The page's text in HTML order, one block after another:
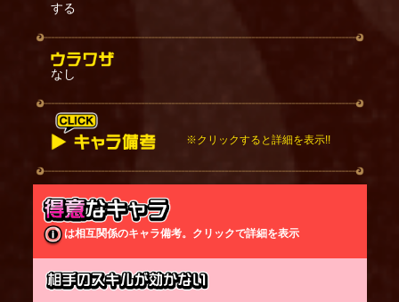
する
なし
※クリックすると詳細を表示!!
移動時と攻撃時にスキルが発動する。
スキル発動時に範囲内で一番近い敵をターゲットす
る。
敵との距離や敵の数に応じてスキルの性能が変化す
る。
・ターゲットした敵との距離に応じた変化
フリーレンとターゲットした敵が一定の距離内に
は相互関係のキャラ備考。クリックで詳細を表示